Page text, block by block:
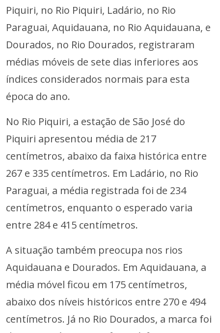
Piquiri, no Rio Piquiri, Ladário, no Rio
Paraguai, Aquidauana, no Rio Aquidauana, e
Dourados, no Rio Dourados, registraram
médias móveis de sete dias inferiores aos
índices considerados normais para esta
época do ano.
No Rio Piquiri, a estação de São José do
Piquiri apresentou média de 217
centímetros, abaixo da faixa histórica entre
267 e 335 centímetros. Em Ladário, no Rio
Paraguai, a média registrada foi de 234
centímetros, enquanto o esperado varia
entre 284 e 415 centímetros.
A situação também preocupa nos rios
Aquidauana e Dourados. Em Aquidauana, a
média móvel ficou em 175 centímetros,
abaixo dos níveis históricos entre 270 e 494
centímetros. Já no Rio Dourados, a marca foi